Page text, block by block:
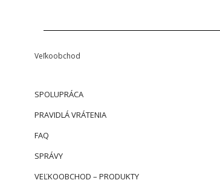
Veľkoobchod
SPOLUPRÁCA
PRAVIDLÁ VRÁTENIA
FAQ
SPRÁVY
VEĽKOOBCHOD – PRODUKTY